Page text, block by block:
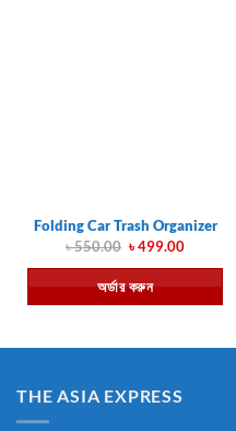
Folding Car Trash Organizer
৳550.00 Original
was:
৳ 550.00.
৳499.00Current
is:
৳ 499.00.
অর্ডার করুন
THE ASIA EXPRESS